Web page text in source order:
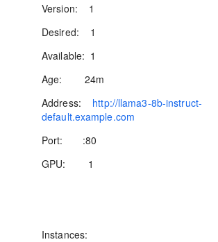
Version: 1
Desired: 1
Available: 1
Age: 24m
Address: http://llama3-8b-instruct-
default.example.com
Port: :80
GPU: 1
Instances: